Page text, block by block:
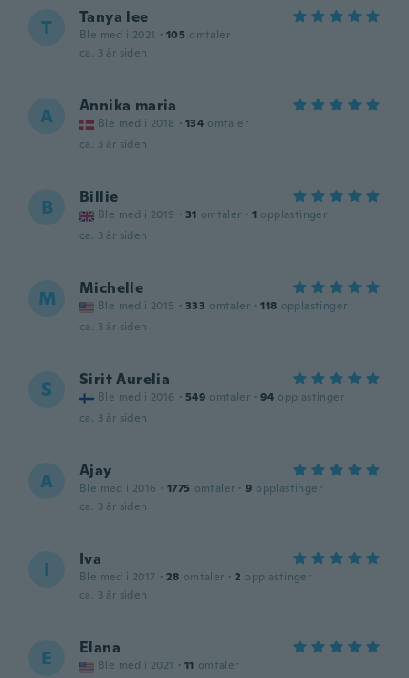
T Tanya lee
Ble med i 2021 · 105 omtaler
ca. 3 år siden
A Annika maria
Ble med i 2018 · 134 omtaler
ca. 3 år siden
B Billie
Ble med i 2019 · 31 omtaler · 1 opplastinger
ca. 3 år siden
M Michelle
Ble med i 2015 · 333 omtaler · 118 opplastinger
ca. 3 år siden
S Sirit Aurelia
Ble med i 2016 · 549 omtaler · 94 opplastinger
ca. 3 år siden
A Ajay
Ble med i 2016 · 1775 omtaler · 9 opplastinger
ca. 3 år siden
I Iva
Ble med i 2017 · 28 omtaler · 2 opplastinger
ca. 3 år siden
E Elana
Ble med i 2021 · 11 omtaler